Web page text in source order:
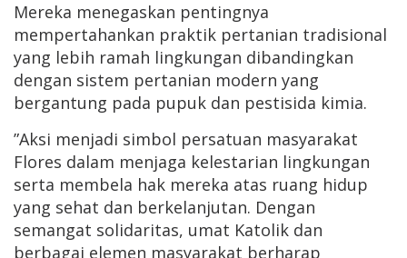
Mereka menegaskan pentingnya
mempertahankan praktik pertanian tradisional
yang lebih ramah lingkungan dibandingkan
dengan sistem pertanian modern yang
bergantung pada pupuk dan pestisida kimia.
”Aksi menjadi simbol persatuan masyarakat
Flores dalam menjaga kelestarian lingkungan
serta membela hak mereka atas ruang hidup
yang sehat dan berkelanjutan. Dengan
semangat solidaritas, umat Katolik dan
berbagai elemen masyarakat berharap